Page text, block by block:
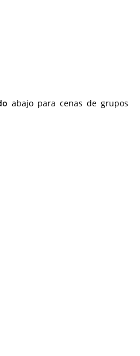
abajo para cenas de grupos